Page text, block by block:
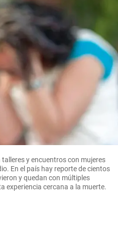
y encuentros con mujeres
En el país hay reporte de cientos
y quedan con múltiples
experiencia cercana a la muerte.